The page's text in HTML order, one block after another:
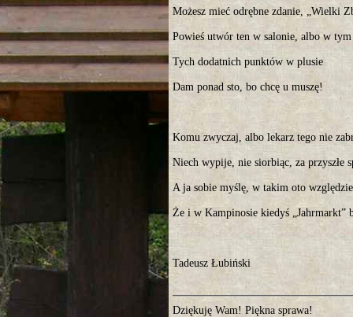
Możesz mieć odrębne zdanie, „Wielki
Powieś utwór ten w salonie, albo w
Tych dodatnich punktów w plusie
Dam ponad sto, bo chcę u muszę!
Komu zwyczaj, albo lekarz tego nie
Niech wypije, nie siorbiąc, za przyszłe
A ja sobie myślę, w takim oto względzie
Że i w Kampinosie kiedyś „Jahrmarkt”
Tadeusz Łubiński
Dziękuję Wam! Piękna sprawa!